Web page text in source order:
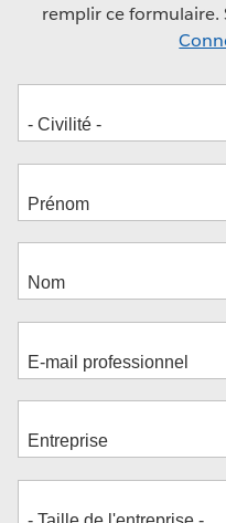
remplir ce formulaire.